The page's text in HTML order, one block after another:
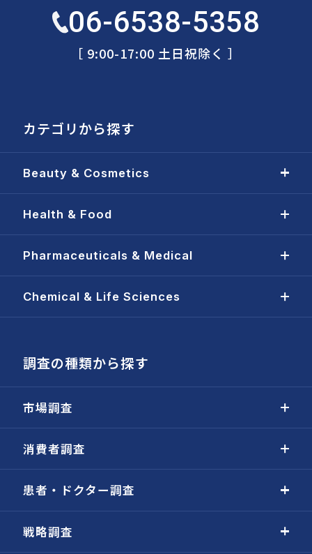
06-6538-5358
［ 9:00-17:00 土日祝除く ］
カテゴリから探す
Beauty & Cosmetics
Health & Food
Pharmaceuticals & Medical
Chemical & Life Sciences
調査の種類から探す
市場調査
消費者調査
患者・ドクター調査
戦略調査